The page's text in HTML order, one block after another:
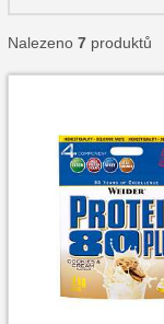
Nalezeno 7 produktů